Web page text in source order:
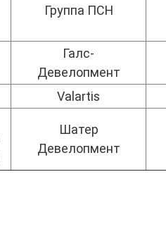
Группа ПСН
Галс-
Девелопмент
Valartis
Шатер
Девелопмент